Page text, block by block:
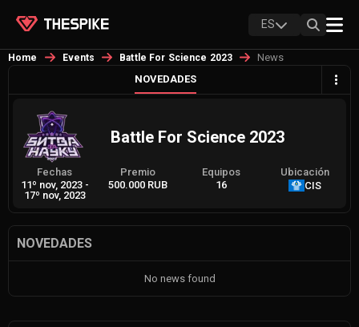
ES
Home Events Battle For Science 2023
News
NOVEDADES
Battle For Science 2023
Fechas
11º nov, 2023 -
17º nov, 2023
Premio
500.000 RUB
Equipos
16
Ubicación
CIS
NOVEDADES
No news found